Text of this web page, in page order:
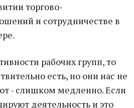
торгово-
и сотрудничестве в
рабочих групп, то
есть, но они нас не
- слишком медленно. Если
деятельность и это